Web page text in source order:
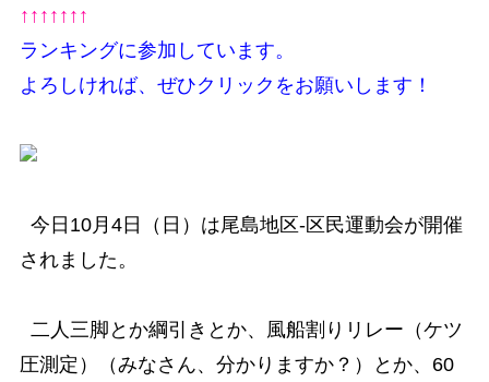
↑↑↑↑↑↑↑
ランキングに参加しています。
よろしければ、ぜひクリックをお願いします！
今日10月4日（日）は尾島地区‐区民運動会が開催
されました。
二人三脚とか綱引きとか、風船割りリレー（ケツ
圧測定）（みなさん、分かりますか？）とか、60